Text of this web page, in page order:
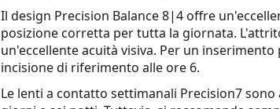
Il design Precision Balance 8|4 offre
posizione corretta per tutta la giornata.
un'eccellente acuità visiva. Per un
incisione di riferimento alle ore 6.
Le lenti a contatto settimanali Precision7